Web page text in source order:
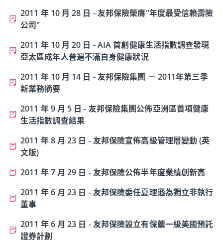
2011 年 10 月 28 日 - 友邦保險榮膺"年度最受信賴壽險
公司"
2011 年 10 月 20 日 - AIA 首創健康生活指數調查發現
亞太區成年人普遍不滿自身健康狀況
2011 年 10 月 14 日 - 友邦保險集團 － 2011年第三季
新業務摘要
2011 年 9 月 5 日 - 友邦保險集團公佈亞洲區首項健康
生活指數調查結果
2011 年 8 月 23 日 - 友邦保險宣佈高級管理層變動 (英
文版)
2011 年 7 月 29 日 - 友邦保險公佈半年度業績創新高
2011 年 6 月 23 日 - 友邦保險委任夏理遜為獨立非執行
董事
2011 年 6 月 23 日 - 友邦保險設立有保薦一級美國預託
證券計劃